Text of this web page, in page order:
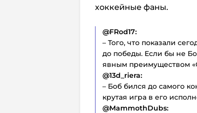
хоккейные фаны.
@FRod17:
– Того, что показали
до победы. Если бы не
явным преимуществом
@13d_riera:
– Боб бился до самого
крутая игра в его
@MammothDubs: